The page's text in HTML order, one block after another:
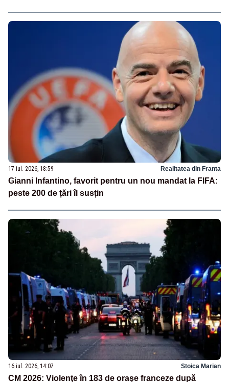
17 iul. 2026, 18:59 Realitatea din Franta
Gianni Infantino, favorit pentru un nou mandat la FIFA:
peste 200 de țări îl susțin
16 iul. 2026, 14:07 Stoica Marian
CM 2026: Violenţe în 183 de oraşe franceze după